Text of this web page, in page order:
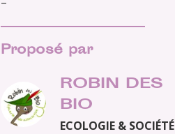
Proposé par
ROBIN DES
BIO
ECOLOGIE & SOCIÉTÉ